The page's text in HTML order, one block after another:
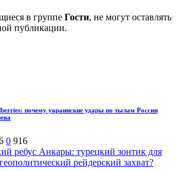
в группе Гости, не могут оставлять
публикации.
почему украинские удары по тылам России
0 916